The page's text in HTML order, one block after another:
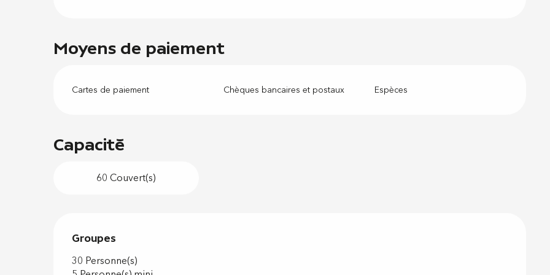
Moyens de paiement
Cartes de paiement Chèques bancaires et postaux Espèces
Capacité
60 Couvert(s)
Groupes
Groupes
30 Personne(s)